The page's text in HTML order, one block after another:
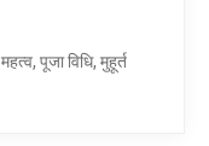
पूजा विधि, मुहूर्त